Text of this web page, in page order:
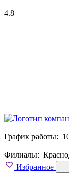
4.8
График работы:
Филиалы:
Избранное